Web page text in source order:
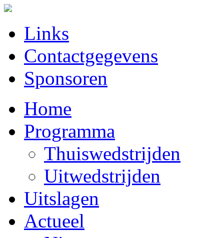
Links
Contactgegevens
Sponsoren
Home
Programma
Thuiswedstrijden
Uitwedstrijden
Uitslagen
Actueel